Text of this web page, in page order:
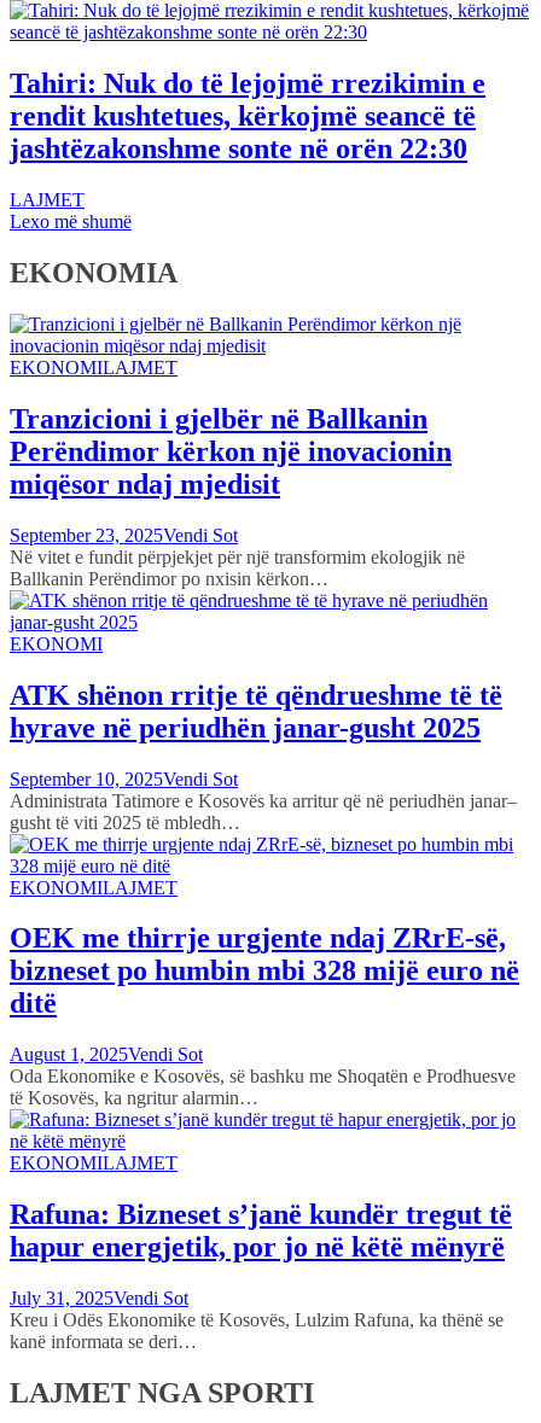
Tahiri: Nuk do të lejojmë rrezikimin e
rendit kushtetues, kërkojmë seancë të
jashtëzakonshme sonte në orën 22:30
LAJMET
Lexo më shumë
EKONOMIA
EKONOMILAJMET
Tranzicioni i gjelbër në Ballkanin
Perëndimor kërkon një inovacionin
miqësor ndaj mjedisit
September 23, 2025Vendi Sot
Në vitet e fundit përpjekjet për një transformim ekologjik në
Ballkanin Perëndimor po nxisin kërkon…
EKONOMI
ATK shënon rritje të qëndrueshme të të
hyrave në periudhën janar-gusht 2025
September 10, 2025Vendi Sot
Administrata Tatimore e Kosovës ka arritur që në periudhën janar–
gusht të viti 2025 të mbledh…
EKONOMILAJMET
OEK me thirrje urgjente ndaj ZRrE-së,
bizneset po humbin mbi 328 mijë euro në
ditë
August 1, 2025Vendi Sot
Oda Ekonomike e Kosovës, së bashku me Shoqatën e Prodhuesve
të Kosovës, ka ngritur alarmin…
EKONOMILAJMET
Rafuna: Bizneset s’janë kundër tregut të
hapur energjetik, por jo në këtë mënyrë
July 31, 2025Vendi Sot
Kreu i Odës Ekonomike të Kosovës, Lulzim Rafuna, ka thënë se
kanë informata se deri…
LAJMET NGA SPORTI